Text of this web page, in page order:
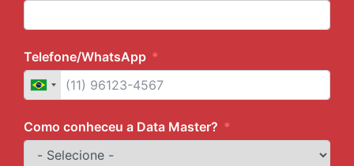
Telefone/WhatsApp
Como conheceu a Data Master?